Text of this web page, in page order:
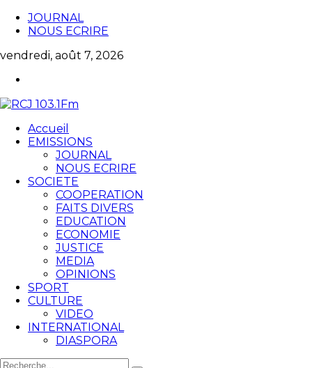
JOURNAL
NOUS ECRIRE
vendredi, août 7, 2026
Accueil
EMISSIONS
JOURNAL
NOUS ECRIRE
SOCIETE
COOPERATION
FAITS DIVERS
EDUCATION
ECONOMIE
JUSTICE
MEDIA
OPINIONS
SPORT
CULTURE
VIDEO
INTERNATIONAL
DIASPORA